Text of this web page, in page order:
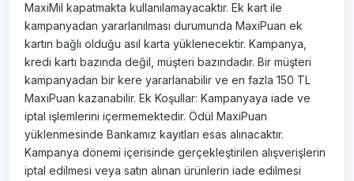
MaxiMil kapatmakta kullanılamayacaktır. Ek kart ile
kampanyadan yararlanılması durumunda MaxiPuan ek
kartın bağlı olduğu asıl karta yüklenecektir. Kampanya,
kredi kartı bazında değil, müşteri bazındadır. Bir müşteri
kampanyadan bir kere yararlanabilir ve en fazla 150 TL
MaxiPuan kazanabilir. Ek Koşullar: Kampanyaya iade ve
iptal işlemlerini içermemektedir. Ödül MaxiPuan
yüklenmesinde Bankamız kayıtları esas alınacaktır.
Kampanya dönemi içerisinde gerçekleştirilen alışverişlerin
iptal edilmesi veya satın alınan ürünlerin iade edilmesi